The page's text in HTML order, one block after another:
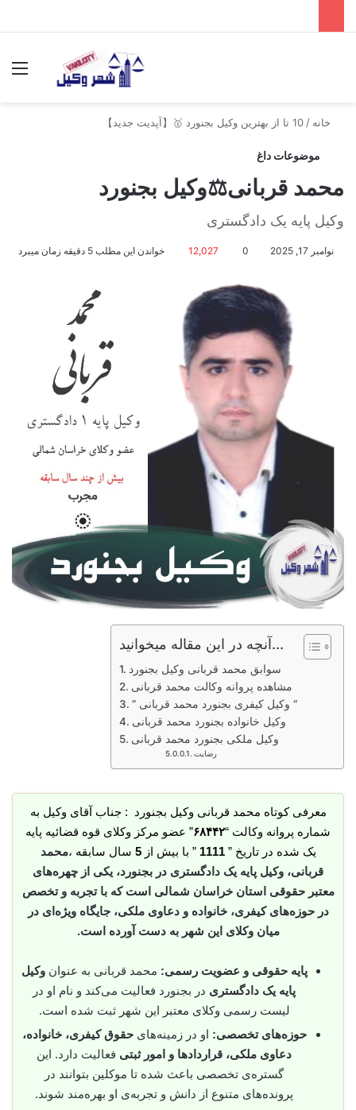
خانه / 10 تا از بهترین وکیل بجنورد 🥇【آپدیت جدید】
موضوعات داغ
محمد قربانی⚖️وکیل بجنورد
وکیل پایه یک دادگستری
نوامبر 17, 2025 0
12,027 خواندن این مطلب 5 دقیقه زمان میبرد
آنچه در این مقاله میخوانید...
سوابق محمد قربانی وکیل بجنورد
مشاهده پروانه وکالت محمد قربانی
” وکیل کیفری بجنورد محمد قربانی “
وکیل خانواده بجنورد محمد قربانی
وکیل ملکی بجنورد محمد قربانی
رضایت
معرفی کوتاه محمد قربانی وکیل بجنورد : جناب آقای وکیل به
شماره پروانه وکالت “۶۸۴۴۲” عضو مرکز وکلای قوه قضائیه پایه
یک شده در تاریخ ”1111 ” با بیش از5 سال سابقه ،محمد
قربانی، وکیل پایه یک دادگستری در بجنورد، یکی از چهره‌های
معتبر حقوقی استان خراسان شمالی است که با تجربه و تخصص
در حوزه‌های کیفری، خانواده و دعاوی ملکی، جایگاه ویژه‌ای در
میان وکلای این شهر به دست آورده است.
پایه حقوقی و عضویت رسمی: محمد قربانی به عنوانوکیل
پایه یک دادگستری در بجنورد فعالیت می‌کند و نام او در
لیست رسمی وکلای معتبر این شهر ثبت شده است.
حوزه‌های تخصصی: او در زمینه‌هایحقوق کیفری، خانواده،
دعاوی ملکی، قراردادها و امور ثبتی فعالیت دارد. این
گستره‌ی تخصصی باعث شده تا موکلین بتوانند در
پرونده‌های متنوع از دانش و تجربه‌ی او بهره‌مند شوند.